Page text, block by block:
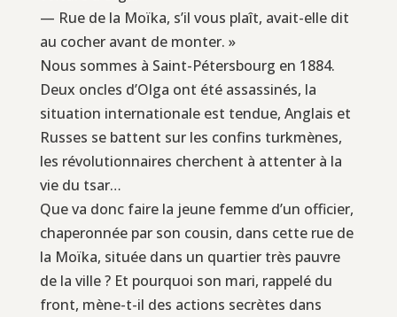
— Rue de la Moïka, s’il vous plaît, avait-elle dit
au cocher avant de monter. »
Nous sommes à Saint-Pétersbourg en 1884.
Deux oncles d’Olga ont été assassinés, la
situation internationale est tendue, Anglais et
Russes se battent sur les confins turkmènes,
les révolutionnaires cherchent à attenter à la
vie du tsar…
Que va donc faire la jeune femme d’un officier,
chaperonnée par son cousin, dans cette rue de
la Moïka, située dans un quartier très pauvre
de la ville ? Et pourquoi son mari, rappelé du
front, mène-t-il des actions secrètes dans